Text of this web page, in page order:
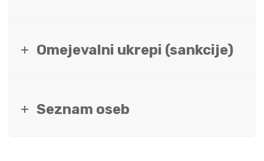
Omejevalni ukrepi (sankcije)
Seznam oseb